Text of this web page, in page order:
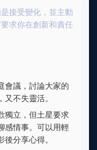
接受變化，並主動
求你在創新和責任
會議，討論大家的
不失靈活。
獨立，但土星要求
感情事。可以用輕
分享心得。